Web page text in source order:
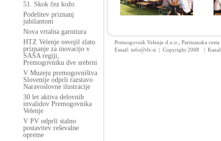
51. Skok čez kožo
Podelitev priznanj
jubilantom
Nova vrtalna garnitura
HTZ Velenje osvojil zlato
priznanje za inovacijo v
SAŠA regiji,
Premogovniku dve srebrni
V Muzeju premogovništva
Slovenije odprli razstavo
Naravoslovne ilustracije
30 let aktiva delovnih
invalidov Premogovnika
Velenje
V PV odprli stalno
postavitev reševalne
opreme
Premogovnik Velenje d.o.o., Partizanska
Email: info@rlv.si | Copyright 2008
|